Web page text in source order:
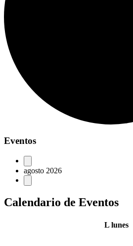
Eventos
agosto 2026
Calendario de Eventos
L lunes